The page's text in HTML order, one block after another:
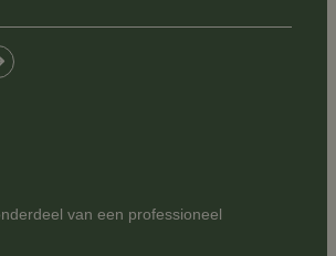
van een professioneel